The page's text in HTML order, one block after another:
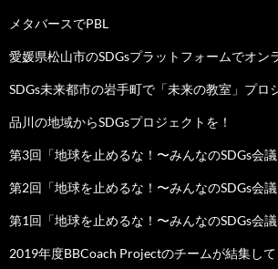
メタバースでPBL
愛媛県松山市のSDGsプラットフォームでオン
SDGs未来都市の岩手町で「未来の教室」プロ
品川の地域からSDGsプロジェクトを！
第3回「地球を止めるな！〜みんなのSDGs会
第2回「地球を止めるな！〜みんなのSDGs会
第1回「地球を止めるな！〜みんなのSDGs会議
2019年度BBCoach Projectのチームが結集して